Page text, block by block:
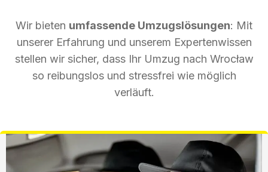
Wir bieten umfassende Umzugslösungen: Mit
unserer Erfahrung und unserem Expertenwissen
stellen wir sicher, dass Ihr Umzug nach Wrocław
so reibungslos und stressfrei wie möglich
verläuft.